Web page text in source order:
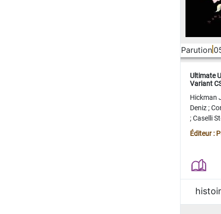
Parution
Ultimate
Variant
Hickman
Deniz;
;Caselli
Juan
Éditeur :